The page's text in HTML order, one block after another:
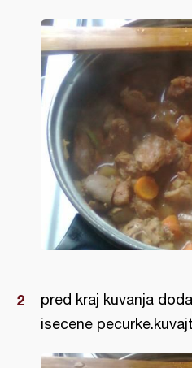
pred kraj kuvanja
isecene